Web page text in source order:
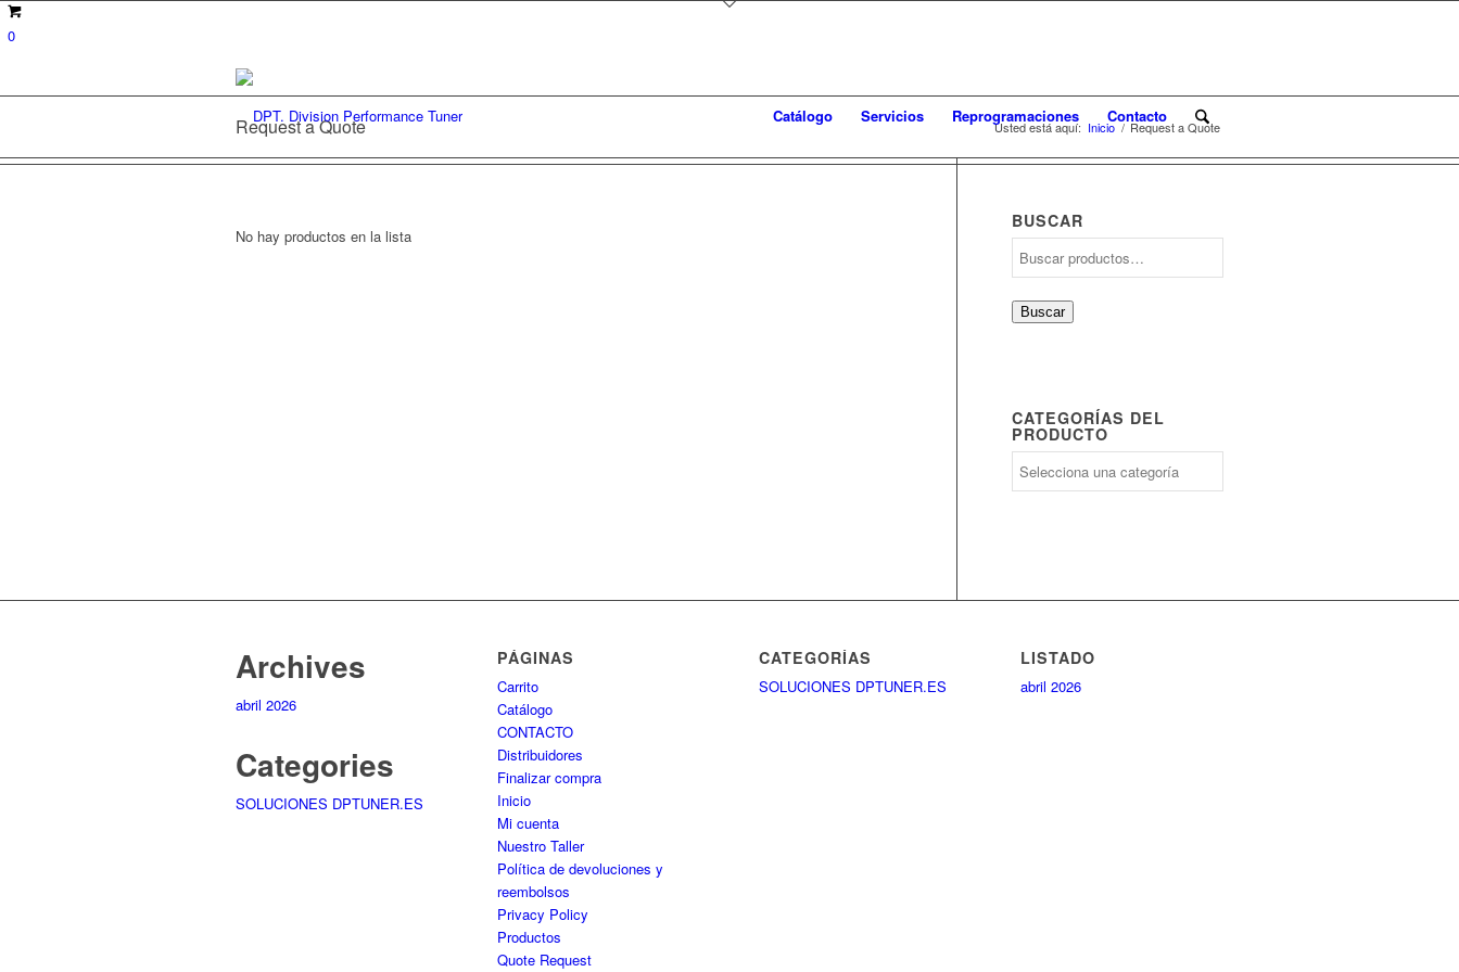
0
Catálogo Servicios Reprogramaciones Contacto
Request a Quote Usted está aquí: Inicio / Request a Quote
No hay productos en la lista
BUSCAR
Buscar
CATEGORÍAS DEL
PRODUCTO
Archives
abril 2026
Categories
SOLUCIONES DPTUNER.ES
PÁGINAS
Carrito
Catálogo
CONTACTO
Distribuidores
Finalizar compra
Inicio
Mi cuenta
Nuestro Taller
Política de devoluciones y
reembolsos
Privacy Policy
Productos
Quote Request
CATEGORÍAS
SOLUCIONES DPTUNER.ES
LISTADO
abril 2026